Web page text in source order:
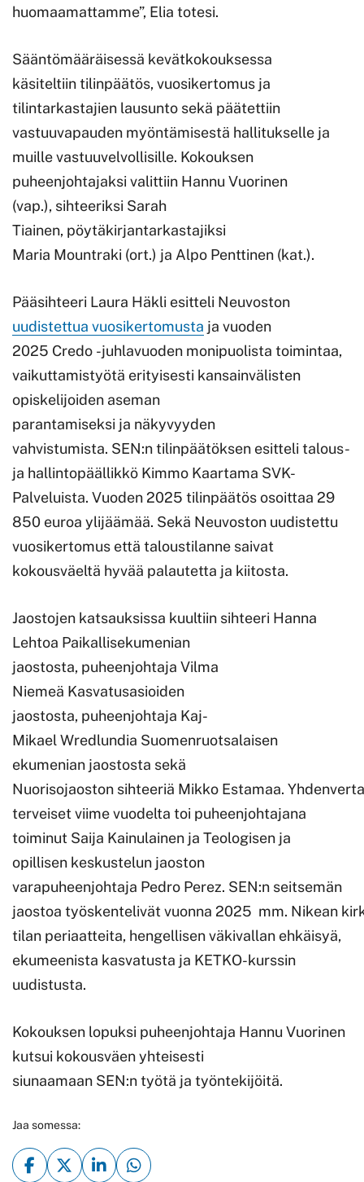
huomaamattamme”, Elia totesi.
Sääntömääräisessä kevätkokouksessa
käsiteltiin tilinpäätös, vuosikertomus ja
tilintarkastajien lausunto sekä päätettiin
vastuuvapauden myöntämisestä hallitukselle ja
muille vastuuvelvollisille. Kokouksen
puheenjohtajaksi valittiin Hannu Vuorinen
(vap.), sihteeriksi Sarah
Tiainen, pöytäkirjantarkastajiksi
Maria Mountraki (ort.) ja Alpo Penttinen (kat.).
Pääsihteeri Laura Häkli esitteli Neuvoston
uudistettua vuosikertomusta ja vuoden
2025 Credo -juhlavuoden monipuolista toimintaa,
vaikuttamistyötä erityisesti kansainvälisten
opiskelijoiden aseman
parantamiseksi ja näkyvyyden
vahvistumista. SEN:n tilinpäätöksen esitteli talous-
ja hallintopäällikkö Kimmo Kaartama SVK-
Palveluista. Vuoden 2025 tilinpäätös osoittaa 29
850 euroa ylijäämää. Sekä Neuvoston uudistettu
vuosikertomus että taloustilanne saivat
kokousväeltä hyvää palautetta ja kiitosta.
Jaostojen katsauksissa kuultiin sihteeri Hanna
Lehtoa Paikallisekumenian
jaostosta, puheenjohtaja Vilma
Niemeä Kasvatusasioiden
jaostosta, puheenjohtaja Kaj-
Mikael Wredlundia Suomenruotsalaisen
ekumenian jaostosta sekä
Nuorisojaoston sihteeriä Mikko Estamaa.
terveiset viime vuodelta toi puheenjohtajana
toiminut Saija Kainulainen ja Teologisen ja
opillisen keskustelun jaoston
varapuheenjohtaja Pedro Perez. SEN:n seitsemän
jaostoa työskentelivät vuonna 2025 mm. Nikean
tilan periaatteita, hengellisen väkivallan ehkäisyä,
ekumeenista kasvatusta ja KETKO-kurssin
uudistusta.
Kokouksen lopuksi puheenjohtaja Hannu Vuorinen
kutsui kokousväen yhteisesti
siunaamaan SEN:n työtä ja työntekijöitä.
Jaa somessa: